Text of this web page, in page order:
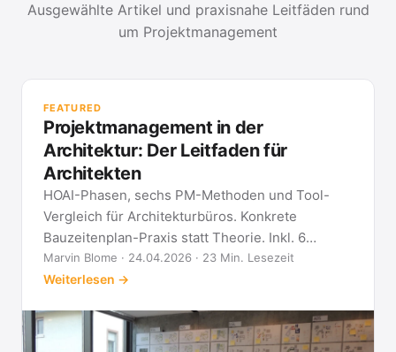
Ausgewählte Artikel und praxisnahe Leitfäden rund
um Projektmanagement
FEATURED
Projektmanagement in der
Architektur: Der Leitfaden für
Architekten
HOAI-Phasen, sechs PM-Methoden und Tool-
Vergleich für Architekturbüros. Konkrete
Bauzeitenplan-Praxis statt Theorie. Inkl. 6
Architekten-FAQ.
Marvin Blome · 24.04.2026 · 23 Min. Lesezeit
Weiterlesen →